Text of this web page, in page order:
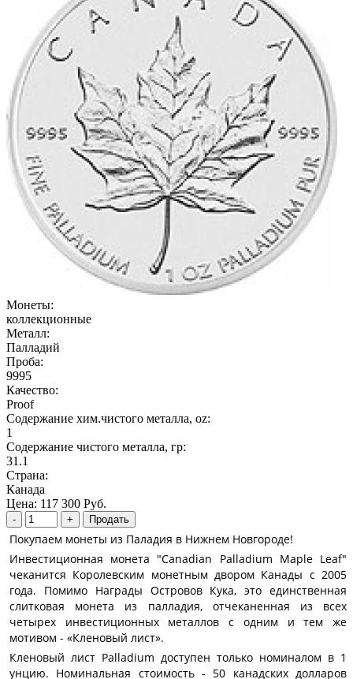
Монеты:
коллекционные
Металл:
Палладий
Проба:
9995
Качество:
Proof
Содержание хим.чистого металла, oz:
1
Содержание чистого металла, гр:
31.1
Страна:
Канада
Цена: 117 300 Руб.
Покупаем монеты из Паладия в Нижнем Новгороде!
Инвестиционная монета "Canadian Palladium Maple Leaf"
чеканится Королевским монетным двором Канады с 2005
года. Помимо Награды Островов Кука, это единственная
слитковая монета из палладия, отчеканенная из всех
четырех инвестиционных металлов с одним и тем же
мотивом - «Кленовый лист».
Кленовый лист Palladium доступен только номиналом в 1
унцию. Номинальная стоимость - 50 канадских долларов